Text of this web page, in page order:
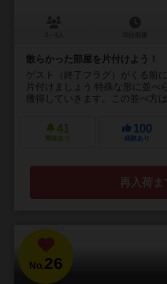
散らかった部屋を片付けよう！
ゲスト（終了フラグ）がくる前
片付けましょう 特殊な形に並べ
獲得していきます。この並べ方
41
興味あり
100
経験あり
再入荷ま
No.26